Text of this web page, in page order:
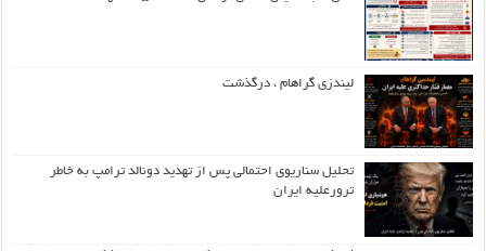
لیندزی گراهام ، درگذشت
تحلیل سناریوی احتمالی پس از تهدید دونالد ترامپ به خاطر
ترورعلیه ایران